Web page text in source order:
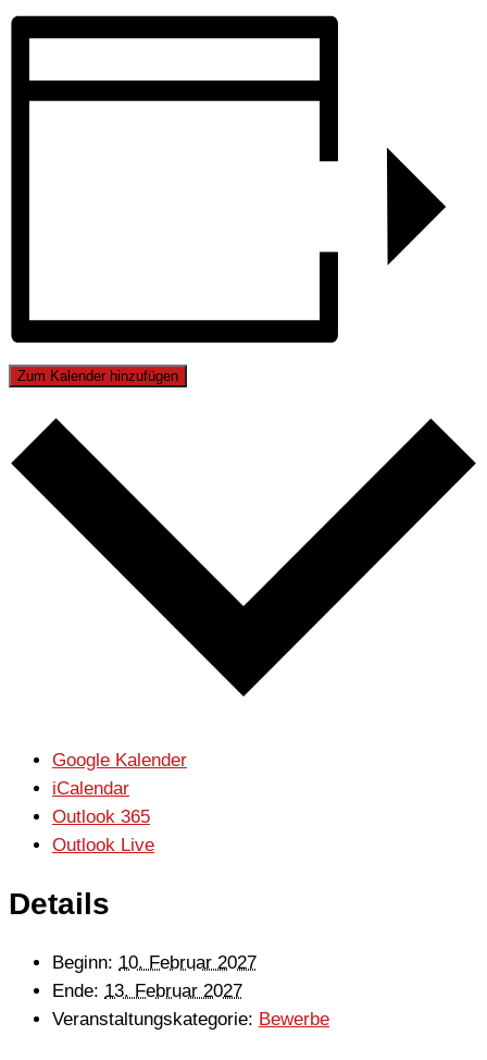
Zum Kalender hinzufügen
Google Kalender
iCalendar
Outlook 365
Outlook Live
Details
Beginn: 10. Februar 2027
Ende: 13. Februar 2027
Veranstaltungskategorie: Bewerbe